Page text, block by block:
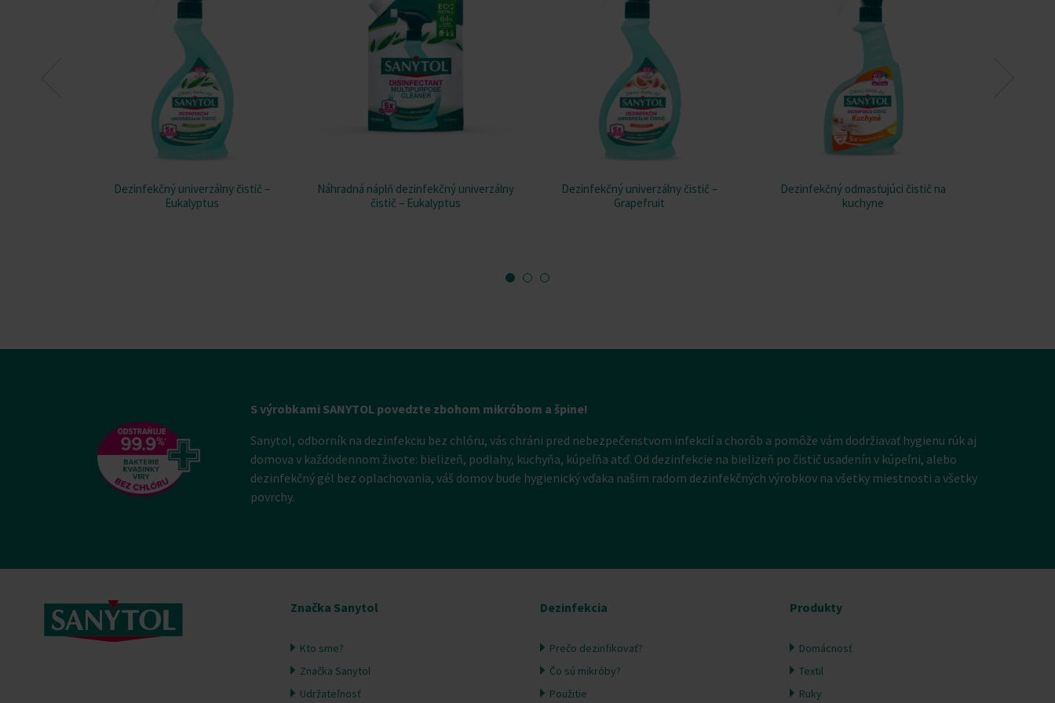
Dezinfekčný univerzálny čistič –
Eukalyptus
Náhradná náplň dezinfekčný univerzálny
čistič – Eukalyptus
Dezinfekčný univerzálny čistič –
Grapefruit
Dezinfekčný odmasťujúci čistič na
kuchyne
S výrobkami SANYTOL povedzte zbohom mikróbom a špine!
Sanytol, odborník na dezinfekciu bez chlóru, vás chráni pred nebezpečenstvom infekcií a chorôb a pomôže vám dodržiavať hygienu rúk aj
domova v každodennom živote: bielizeň, podlahy, kuchyňa, kúpeľňa atď. Od dezinfekcie na bielizeň po čistič usadenín v kúpeľni, alebo
dezinfekčný gél bez oplachovania, váš domov bude hygienický vďaka našim radom dezinfekčných výrobkov na všetky miestnosti a všetky
povrchy.
Značka Sanytol
Kto sme?
Značka Sanytol
Udržateľnosť
Dezinfekcia
Prečo dezinfikovať?
Čo sú mikróby?
Použitie
Produkty
Domácnosť
Textil
Ruky